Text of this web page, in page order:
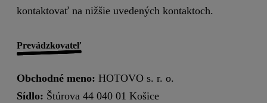
kontaktovať na nižšie uvedených kontaktoch.
Prevádzkovateľ
Obchodné meno: HOTOVO s. r. o.
Sídlo: Štúrova 44 040 01 Košice